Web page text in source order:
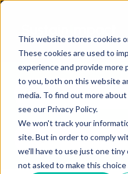
This website stores cookies
These cookies are used to
experience and provide more
to you, both on this website
media. To find out more
see our Privacy Policy.
We won't track your
site. But in order to comply
we'll have to use just one
not asked to make this choice
DoLand